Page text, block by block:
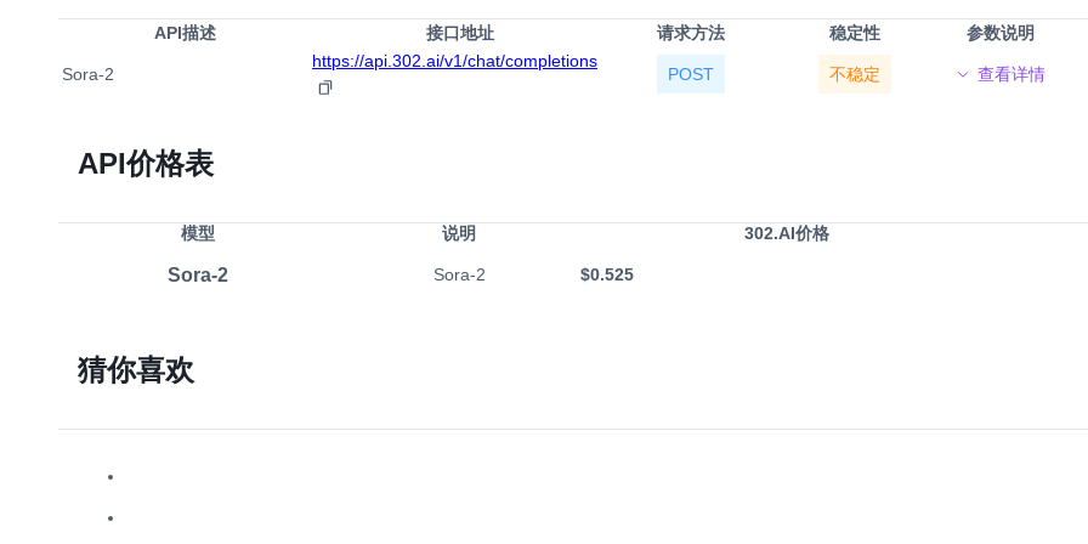
API描述 接口地址 请求方法 稳定性 参数说明
Sora-2
https://api.302.ai/v1/chat/completions
POST 不稳定 查看详情
API价格表
模型 说明 302.AI价格
Sora-2 Sora-2 $0.525
猜你喜欢